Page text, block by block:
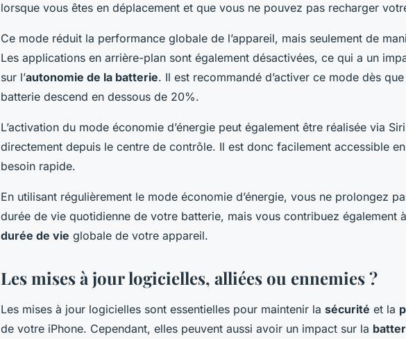
lorsque vous êtes en déplacement et que vous ne pouvez pas recharger
Ce mode réduit la performance globale de l’appareil, mais seulement de
Les applications en arrière-plan sont également désactivées, ce qui a un
sur l’autonomie de la batterie. Il est recommandé d’activer ce mode dès
batterie descend en dessous de 20%.
L’activation du mode économie d’énergie peut également être réalisée via
directement depuis le centre de contrôle. Il est donc facilement accessible
besoin rapide.
En utilisant régulièrement le mode économie d’énergie, vous ne prolongez
durée de vie quotidienne de votre batterie, mais vous contribuez également
durée de vie globale de votre appareil.
Les mises à jour logicielles, alliées ou ennemies ?
Les mises à jour logicielles sont essentielles pour maintenir la sécurité et la
de votre iPhone. Cependant, elles peuvent aussi avoir un impact sur la